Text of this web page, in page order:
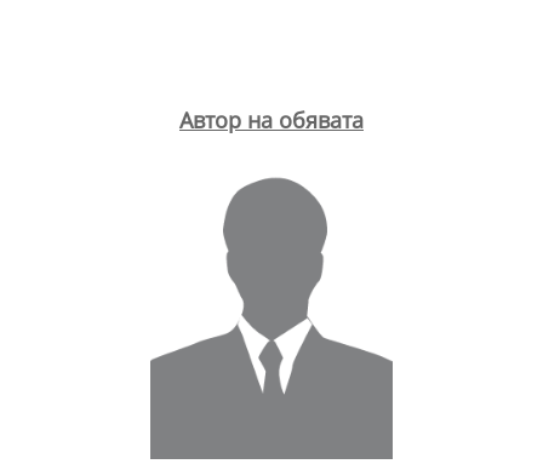
Автор на обявата